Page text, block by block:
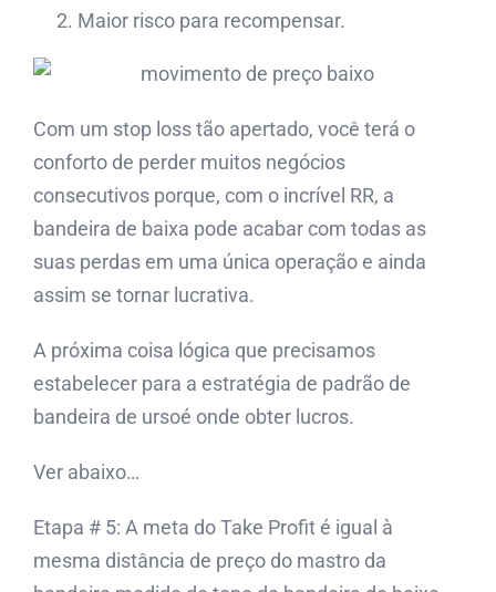
Maior risco para recompensar.
Com um stop loss tão apertado, você terá o
conforto de perder muitos negócios
consecutivos porque, com o incrível RR, a
bandeira de baixa pode acabar com todas as
suas perdas em uma única operação e ainda
assim se tornar lucrativa.
A próxima coisa lógica que precisamos
estabelecer para a estratégia de padrão de
bandeira de ursoé onde obter lucros.
Ver abaixo…
Etapa # 5: A meta do Take Profit é igual à
mesma distância de preço do mastro da